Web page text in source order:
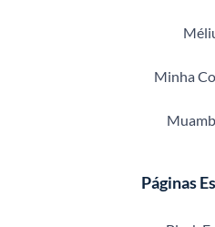
Minha
Páginas